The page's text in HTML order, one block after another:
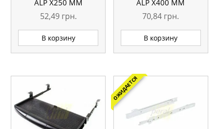
АLP Х250 ММ
52,49 грн.
В корзину
АLP Х400 ММ
70,84 грн.
В корзину
ОЖИДАЕТСЯ